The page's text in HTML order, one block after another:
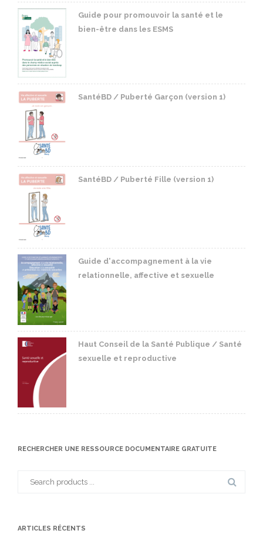
Guide pour promouvoir la santé et le
bien-être dans les ESMS
SantéBD / Puberté Garçon (version 1)
SantéBD / Puberté Fille (version 1)
Guide d'accompagnement à la vie
relationnelle, affective et sexuelle
Haut Conseil de la Santé Publique / Santé
sexuelle et reproductive
RECHERCHER UNE RESSOURCE DOCUMENTAIRE GRATUITE
ARTICLES RÉCENTS